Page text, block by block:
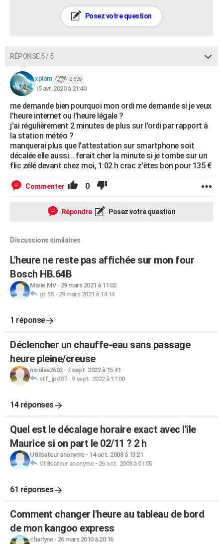
Posez votre question
RÉPONSE 5 / 5
xplom 2 695
15 avr. 2020 à 21:40
me demande bien pourquoi mon ordi me demande si je veux
l'heure internet ou l'heure légale ?
j'ai régulièrement 2 minutes de plus sur l'ordi par rapport à
la station météo ?
manquerai plus que l'attestation sur smartphone soit
décalée elle aussi... ferait cher la minute si je tombe sur un
flic zélé devant chez moi, 1:02 h crac z'êtes bon pour 135 €
Commenter 0
Répondre Posez votre question
Discussions similaires
L'heure ne reste pas affichée sur mon four
Bosch HB.64B
Marie.MV- 29 mars 2021 à 11:02
gt.55- 29 mars 2021 à 14:14
1 réponse
Déclencher un chauffe-eau sans passage
heure pleine/creuse
nicolas2603- 7 sept. 2022 à 15:41
stf_jpd87- 9 sept. 2022 à 17:00
14 réponses
Quel est le décalage horaire exact avec l'île
Maurice si on part le 02/11 ? 2 h
Utilisateur anonyme- 14 oct. 2008 à 13:21
Utilisateur anonyme- 26 oct. 2008 à 01:05
61 réponses
Comment changer l'heure au tableau de bord
de mon kangoo express
charlyne- 26 mars 2010 à 20:16